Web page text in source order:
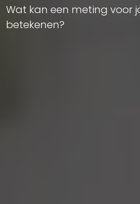
Wat kan een meting voor
betekenen?